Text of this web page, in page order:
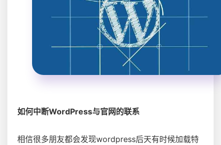
如何中断WordPress与官网的联系
相信很多朋友都会发现wordpress后天有时候加载特